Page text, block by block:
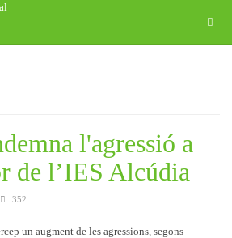
l'agressió a
de l’IES Alcúdia
352
un augment de les agressions, segons